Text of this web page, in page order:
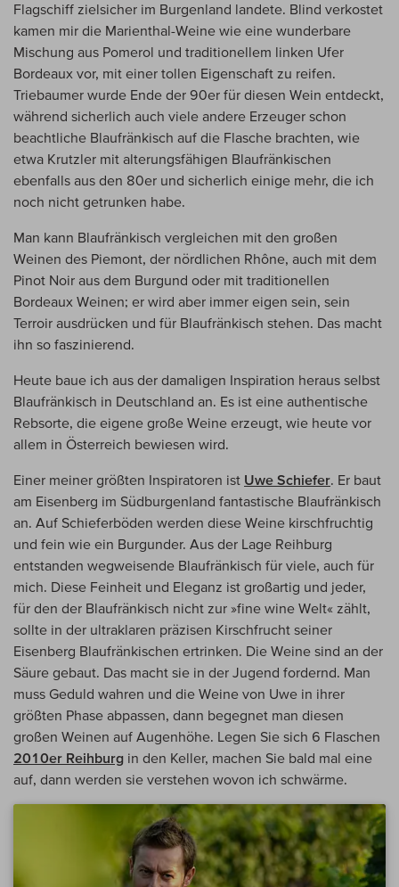
Flagschiff zielsicher im Burgenland landete. Blind verkostet
kamen mir die Marienthal-Weine wie eine wunderbare
Mischung aus Pomerol und traditionellem linken Ufer
Bordeaux vor, mit einer tollen Eigenschaft zu reifen.
Triebaumer wurde Ende der 90er für diesen Wein entdeckt,
während sicherlich auch viele andere Erzeuger schon
beachtliche Blaufränkisch auf die Flasche brachten, wie
etwa Krutzler mit alterungsfähigen Blaufränkischen
ebenfalls aus den 80er und sicherlich einige mehr, die ich
noch nicht getrunken habe.
Man kann Blaufränkisch vergleichen mit den großen
Weinen des Piemont, der nördlichen Rhône, auch mit dem
Pinot Noir aus dem Burgund oder mit traditionellen
Bordeaux Weinen; er wird aber immer eigen sein, sein
Terroir ausdrücken und für Blaufränkisch stehen. Das macht
ihn so faszinierend.
Heute baue ich aus der damaligen Inspiration heraus selbst
Blaufränkisch in Deutschland an. Es ist eine authentische
Rebsorte, die eigene große Weine erzeugt, wie heute vor
allem in Österreich bewiesen wird.
Einer meiner größten Inspiratoren ist Uwe Schiefer. Er baut
am Eisenberg im Südburgenland fantastische Blaufränkisch
an. Auf Schieferböden werden diese Weine kirschfruchtig
und fein wie ein Burgunder. Aus der Lage Reihburg
entstanden wegweisende Blaufränkisch für viele, auch für
mich. Diese Feinheit und Eleganz ist großartig und jeder,
für den der Blaufränkisch nicht zur »fine wine Welt« zählt,
sollte in der ultraklaren präzisen Kirschfrucht seiner
Eisenberg Blaufränkischen ertrinken. Die Weine sind an der
Säure gebaut. Das macht sie in der Jugend fordernd. Man
muss Geduld wahren und die Weine von Uwe in ihrer
größten Phase abpassen, dann begegnet man diesen
großen Weinen auf Augenhöhe. Legen Sie sich 6 Flaschen
2010er Reihburg in den Keller, machen Sie bald mal eine
auf, dann werden sie verstehen wovon ich schwärme.